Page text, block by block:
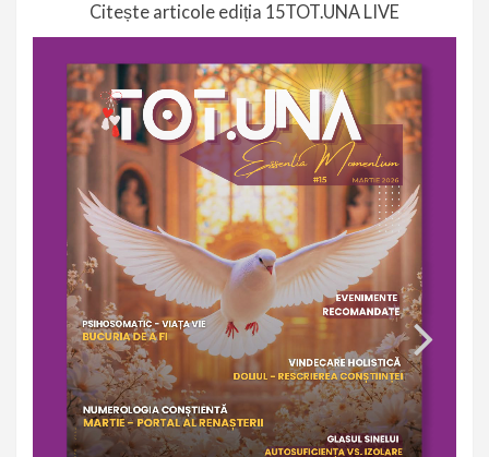
Citește articole ediția 15TOT.UNA LIVE